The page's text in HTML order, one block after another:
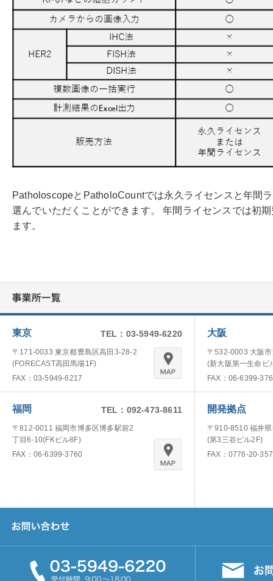
PatholoscopeとPatholoCountでは永久ライセンスと年間
選んでいただくことができます。 年間ライセンスでは初
ます。
東京 TEL：03-5949-6220
〒171-0033 東京都豊島区高田3-28-2
(FORECAST高田馬場1F)
FAX：03-5949-6217
大阪
〒532-0003 大阪
(新大阪第一生命ビ
FAX：06-6399-
福岡 TEL：092-473-8611
〒812-0011 福岡市博多区博多駅前2
丁目6-10(FKビル8F)
FAX：06-6399-3760
開発拠点
〒910-8510 福井
(第3三谷ビル2F)
FAX：0776-20-